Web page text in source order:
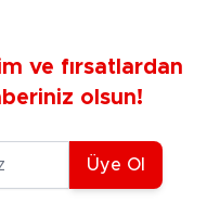
ve fırsatlardan
olsun!
Adresiniz
Üye Ol